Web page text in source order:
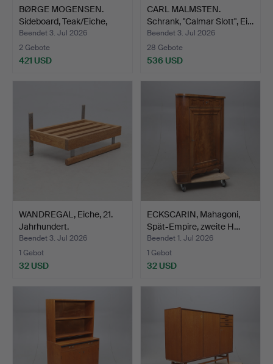
BØRGE MOGENSEN.
Sideboard, Teak/Eiche,
Søb…
Beendet 3. Jul 2026
2 Gebote
421 USD
CARL MALMSTEN.
Schrank, "Calmar Slott", Ei…
Beendet 3. Jul 2026
28 Gebote
536 USD
WANDREGAL, Eiche, 21.
Jahrhundert.
Beendet 3. Jul 2026
1 Gebot
32 USD
ECKSCARIN, Mahagoni,
Spät-Empire, zweite H…
Beendet 1. Jul 2026
1 Gebot
32 USD